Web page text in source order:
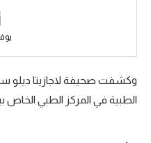
أمم إفريقيا
كرة السلة الأمريكية
وكشفت صحيفة لاجازيتا
الطبية في المركز الطبي الخاص